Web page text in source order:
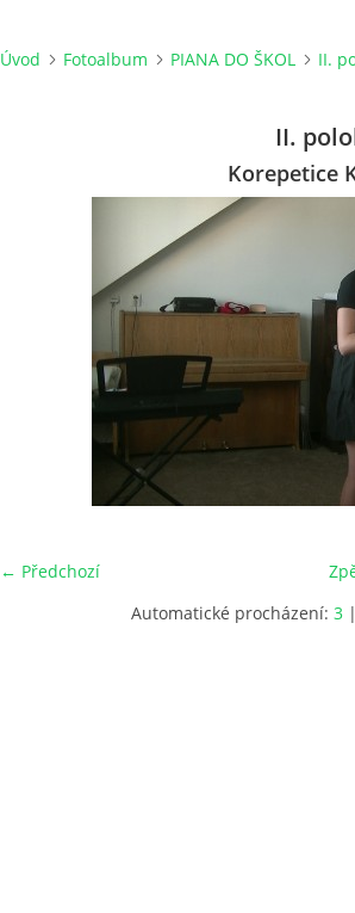
Úvod Fotoalbum PIANA DO ŠKOL II.
II.
Korepetice
← Předchozí
Automatické procházení: 3 |